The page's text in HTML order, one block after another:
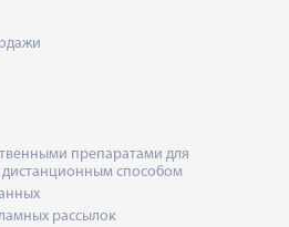
препаратами для
способом
рассылок